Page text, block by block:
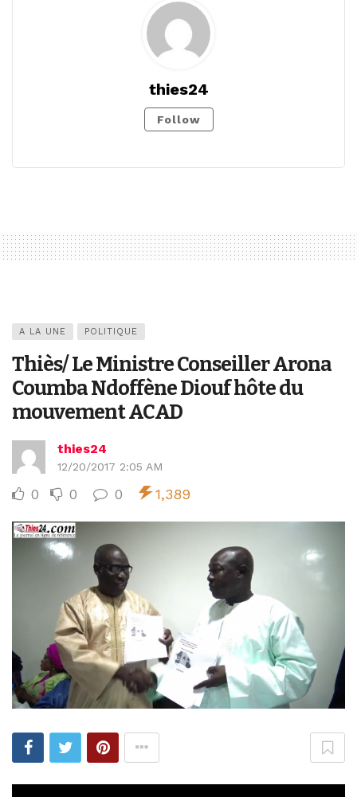
thies24
Follow
A LA UNE POLITIQUE
Thiès/ Le Ministre Conseiller Arona
Coumba Ndoffène Diouf hôte du
mouvement ACAD
thies24
12/20/2017 2:05 AM
0 0 0 1,389